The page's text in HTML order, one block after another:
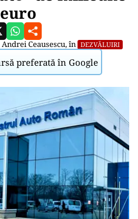
Andrei Ceausescu, în DEZVĂLUIRI
preferată în Google